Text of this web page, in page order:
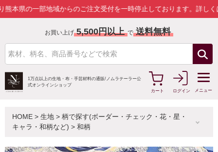
一部地域からのご注文受付を一時停止しております。詳しくはこちら
お買い上げ 5,500円以上 で 送料無料
1万点以上の生地・布・手芸材料の通販/ ノムラテーラー公
式オンラインショップ
カート
ログイン メニュー
HOME > 生地 > 柄で探す(ボーダー・チェック・花・星・
キャラ・和柄など) > 和柄